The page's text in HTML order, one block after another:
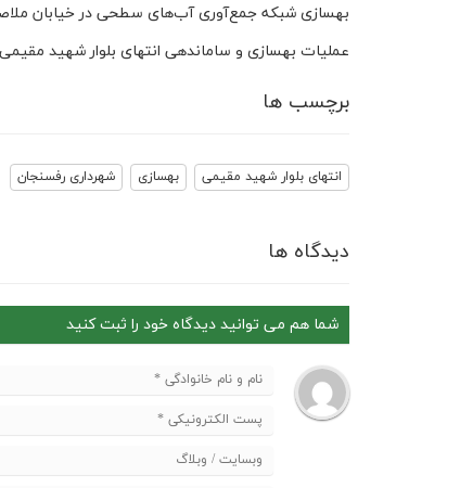
بهسازی شبکه جمع‌آوری آب‌های سطحی در خیابان
عملیات بهسازی و ساماندهی انتهای بلوار شهید
برچسب ها
انتهای بلوار شهید مقیمی بهسازی شهرداری رفسنجان
دیدگاه ها
شما هم می توانید دیدگاه خود را ثبت کنید